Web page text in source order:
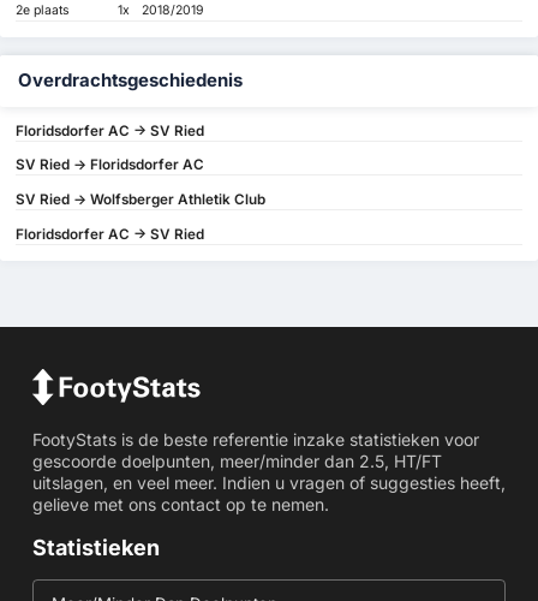
2e plaats 1x 2018/2019
Overdrachtsgeschiedenis
Floridsdorfer AC -> SV Ried
SV Ried -> Floridsdorfer AC
SV Ried -> Wolfsberger Athletik Club
Floridsdorfer AC -> SV Ried
FootyStats is de beste referentie inzake statistieken voor
gescoorde doelpunten, meer/minder dan 2.5, HT/FT
uitslagen, en veel meer. Indien u vragen of suggesties heeft,
gelieve met ons contact op te nemen.
Statistieken